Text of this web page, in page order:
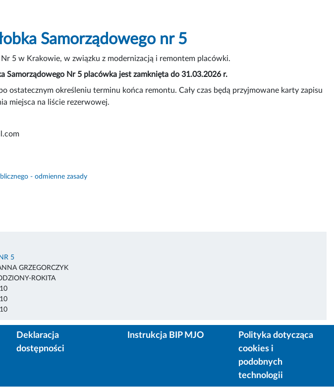
Samorządowego nr 5
5 w Krakowie, w związku z modernizacją i remontem placówki.
Samorządowego Nr 5 placówka jest zamknięta do 31.03.2026 r.
ostatecznym określeniu terminu końca remontu. Cały czas będą przyjmowane karty zapisu
miejsca na liście rezerwowej.
- odmienne zasady
5
GRZEGORCZYK
ROKITA
Deklaracja
dostępności
Instrukcja BIP MJO
Polityka dotycząca
cookies i
podobnych
technologii